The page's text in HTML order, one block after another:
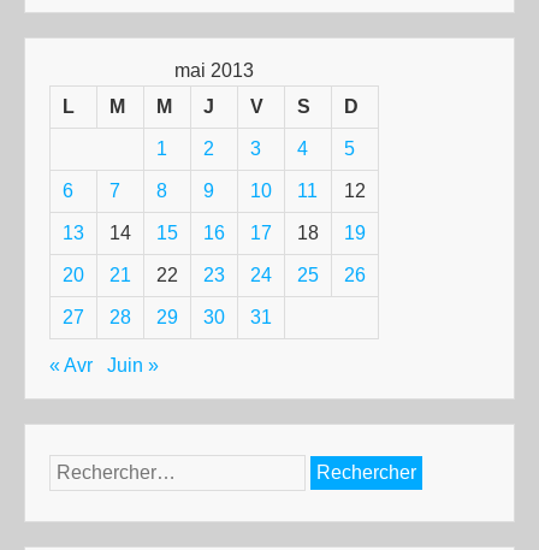
mai 2013
L
M M J V S D
1 2 3 4 5
6 7 8 9 10 11 12
13 14 15 16 17 18 19
20 21 22 23 24 25 26
27 28 29 30 31
« Avr Juin »
Rechercher :